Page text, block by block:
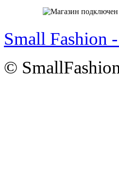
Small Fashion
©